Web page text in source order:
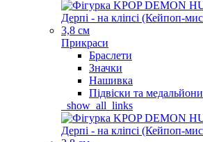
Прикраси
Браслети
Значки
Нашивка
Підвіски та медальйони
_show_all_links